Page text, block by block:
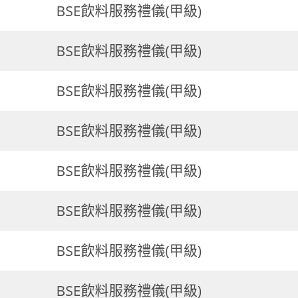
BSE飲料服務禮儀(甲級)
BSE飲料服務禮儀(甲級)
BSE飲料服務禮儀(甲級)
BSE飲料服務禮儀(甲級)
BSE飲料服務禮儀(甲級)
BSE飲料服務禮儀(甲級)
BSE飲料服務禮儀(甲級)
BSE飲料服務禮儀(甲級)